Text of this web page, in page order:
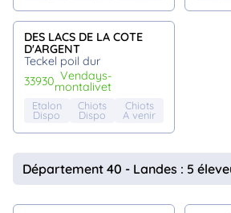
DES LACS DE LA COTE
D'ARGENT
Teckel poil dur
33930 vendays-
montalivet
Etalon
Dispo
Chiots
Dispo
Chiots
A venir
Département 40 - Landes : 5